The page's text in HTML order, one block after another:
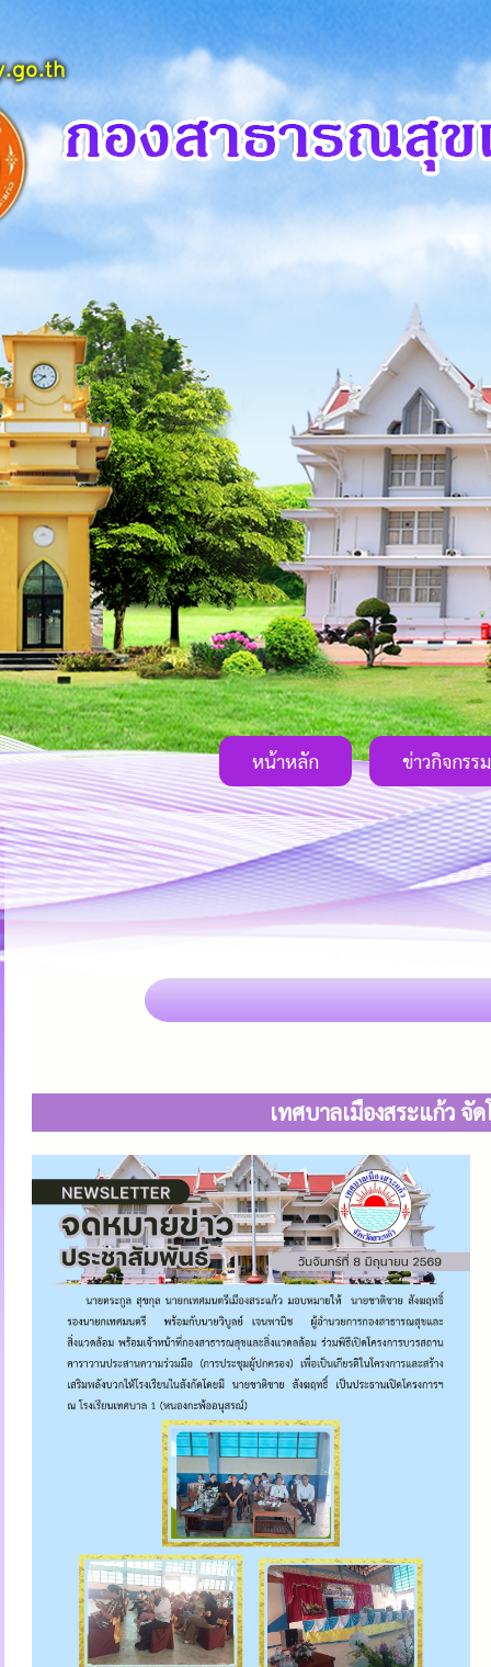
หน้าหลัก ข่าวกิจกรรม
เทศบาลเมืองสระแก้ว จั